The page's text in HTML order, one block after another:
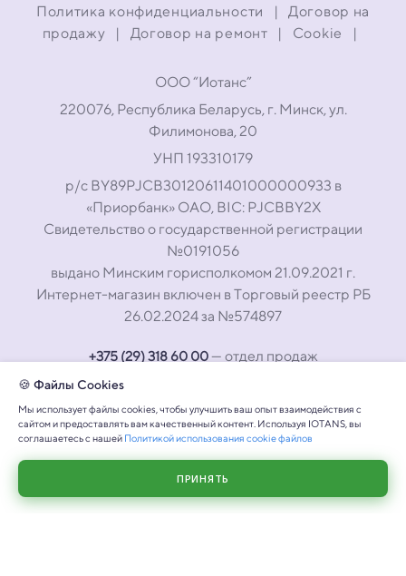
ООО “Иотанс”
220076, Республика Беларусь, г. Минск, ул.
Филимонова, 20
УНП 193310179
р/с BY89PJCB30120611401000000933 в
«Приорбанк» ОАО, BIC: PJCBBY2X
Свидетельство о государственной регистрации
№0191056
выдано Минским горисполкомом 21.09.2021 г.
Интернет-магазин включен в Торговый реестр РБ
26.02.2024 за №574897
+375 (29) 318 60 00— отдел продаж
+375 (29) 317 60 00
Политика конфиденциальности |
Договор на
продажу
| Договор на ремонт | Cookie |
🍪 Файлы Cookies
Мы использует файлы cookies, чтобы улучшить ваш опыт взаимодействия с
сайтом и предоставлять вам качественный контент. Используя IOTANS, вы
соглашаетесь с нашей Политикой использования cookie файлов
ПРИНЯТЬ